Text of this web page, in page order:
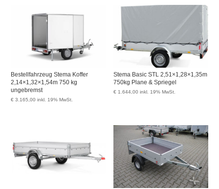
Bestellfahrzeug Stema Koffer
2,14×1,32×1,54m 750 kg
ungebremst
€ 3.165,00 inkl. 19% MwSt.
Stema Basic STL 2,51×1,28×1,35m
750kg Plane & Spriegel
€ 1.644,00 inkl. 19% MwSt.